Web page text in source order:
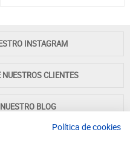
INSTAGRAM
CLIENTES
BLOG
Política de cookies